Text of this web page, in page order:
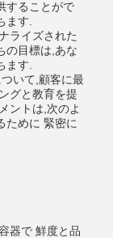
することがで
ます.
ライズされた
の目標は,あな
ます.
いて,顧客に最
グと教育を提
ントは,次のよ
ために 緊密に
器で 鮮度と品